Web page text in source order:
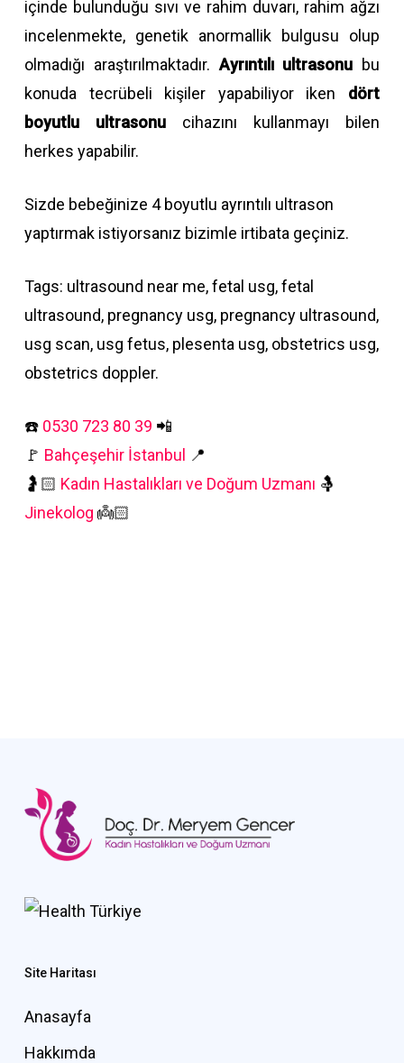
içinde bulunduğu sıvı ve rahim duvarı, rahim ağzı
incelenmekte, genetik anormallik bulgusu olup
olmadığı araştırılmaktadır. Ayrıntılı ultrasonu bu
konuda tecrübeli kişiler yapabiliyor iken dört
boyutlu ultrasonucihazını kullanmayı bilen
herkes yapabilir.
Sizde bebeğinize 4 boyutlu ayrıntılı ultrason
yaptırmak istiyorsanız bizimle irtibata geçiniz.
Tags: ultrasound near me, fetal usg, fetal
ultrasound, pregnancy usg, pregnancy ultrasound,
usg scan, usg fetus, plesenta usg, obstetrics usg,
obstetrics doppler.
☎️ 0530 723 80 39 📲
🚩 Bahçeşehir İstanbul
📍
🤰🏻 Kadın Hastalıkları ve Doğum Uzmanı 🤱
Jinekolog 👼🏻
Site Haritası
Anasayfa
Hakkımda